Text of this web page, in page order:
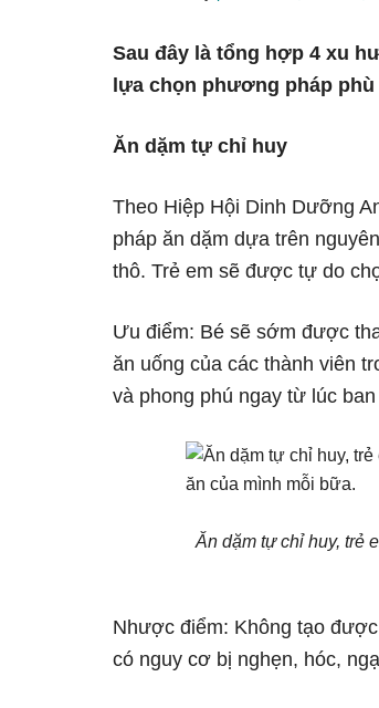
Sau đây là tổng hợp 4 xu
lựa chọn phương pháp
Ăn dặm tự chỉ huy
Theo Hiệp Hội Dinh Dưỡng
pháp ăn dặm dựa trên
thô. Trẻ em sẽ được tự do
Ưu điểm: Bé sẽ sớm được
ăn uống của các thành viên
và phong phú ngay từ lúc ban
Ăn dặm tự chỉ huy, trẻ
Nhược điểm: Không tạo
có nguy cơ bị nghẹn, hóc,